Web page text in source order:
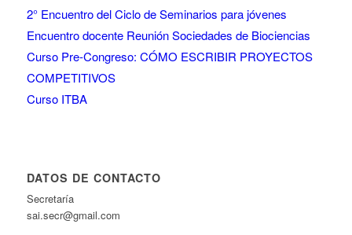
2° Encuentro del Ciclo de Seminarios para jóvenes
Encuentro docente Reunión Sociedades de Biociencias
Curso Pre-Congreso: CÓMO ESCRIBIR PROYECTOS
COMPETITIVOS
Curso ITBA
DATOS DE CONTACTO
Secretaría
sai.secr@gmail.com